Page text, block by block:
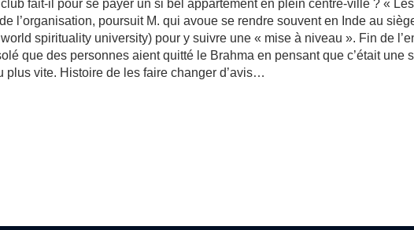
fait-il pour se payer un si bel appartement en plein centre-ville ? «
l’organisation, poursuit M. qui avoue se rendre souvent en Inde au
spirituality university) pour y suivre une « mise à niveau ». Fin de
que des personnes aient quitté le Brahma en pensant que c’était une
plus vite. Histoire de les faire changer d’avis…